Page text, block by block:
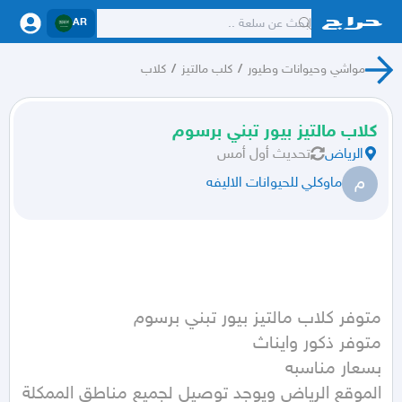
AR
مواشي وحيوانات وطيور / كلب مالتيز / كلاب
كلاب مالتيز بيور تبني برسوم
الرياض تحديث أول أمس
م ماوكلي للحيوانات الاليفه